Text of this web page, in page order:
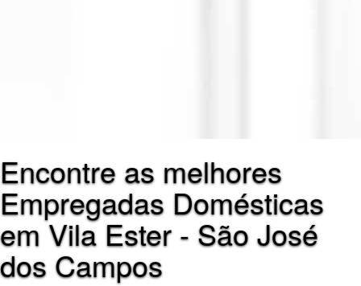
Encontre as melhores
Empregadas Domésticas
em Vila Ester - São José
dos Campos